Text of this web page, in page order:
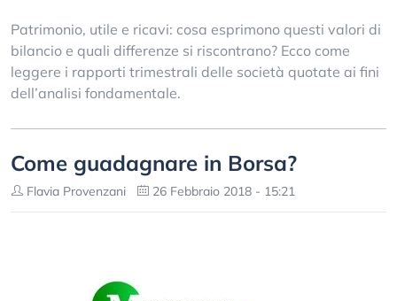
Patrimonio, utile e ricavi: cosa esprimono questi valori di
bilancio e quali differenze si riscontrano? Ecco come
leggere i rapporti trimestrali delle società quotate ai fini
dell’analisi fondamentale.
Come guadagnare in Borsa?
Flavia Provenzani 26 Febbraio 2018 - 15:21